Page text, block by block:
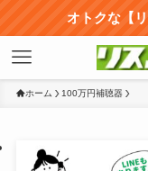
オトクな【
ホーム 100万円補聴器